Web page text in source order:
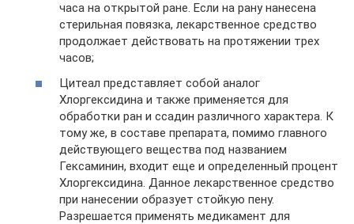
часа на открытой ране. Если на рану нанесена
стерильная повязка, лекарственное средство
продолжает действовать на протяжении трех
часов;
Цитеал представляет собой аналог
Хлоргексидина и также применяется для
обработки ран и ссадин различного характера. К
тому же, в составе препарата, помимо главного
действующего вещества под названием
Гексаминин, входит еще и определенный процент
Хлоргексидина. Данное лекарственное средство
при нанесении образует стойкую пену.
Разрешается применять медикамент для